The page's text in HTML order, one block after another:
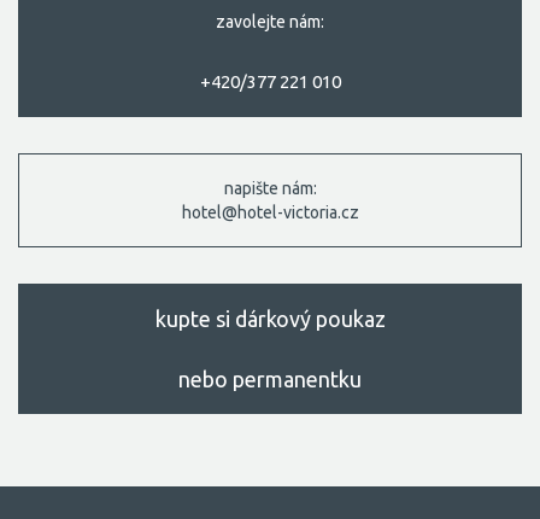
zavolejte nám:
+420/377 221 010
napište nám:
hotel@hotel-victoria.cz
kupte si dárkový poukaz
nebo permanentku